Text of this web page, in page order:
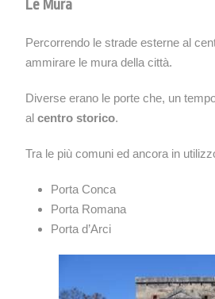
Le Mura
Percorrendo le strade esterne al
ammirare le mura della città.
Diverse erano le porte che, un
al centro storico.
Tra le più comuni ed ancora in
Porta Conca
Porta Romana
Porta d’Arci